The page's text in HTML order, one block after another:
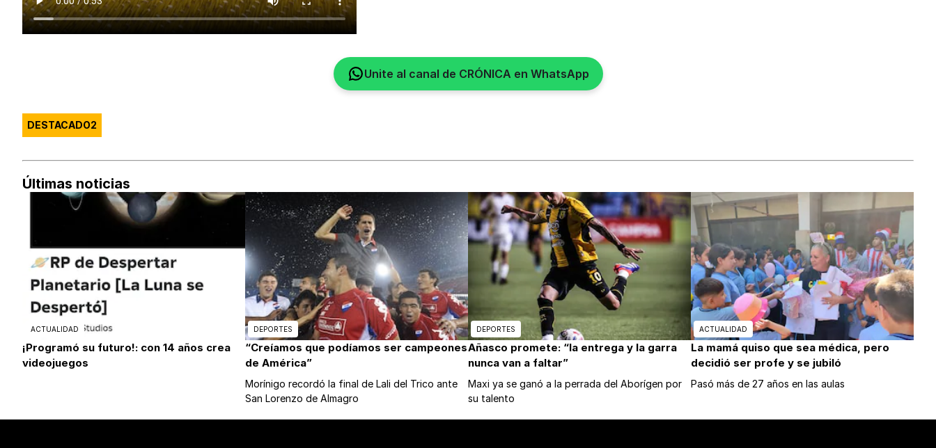
Unite al canal de CRÓNICA en WhatsApp
DESTACADO2
Últimas noticias
ACTUALIDAD
¡Programó su futuro!: con 14 años crea
videojuegos
DEPORTES
“Creíamos que podíamos ser campeones
de América”
Morínigo recordó la final de Lali del Trico ante
San Lorenzo de Almagro
DEPORTES
Añasco promete: “la entrega y la garra
nunca van a faltar”
Maxi ya se ganó a la perrada del Aborígen por
su talento
ACTUALIDAD
La mamá quiso que sea médica, pero
decidió ser profe y se jubiló
Pasó más de 27 años en las aulas